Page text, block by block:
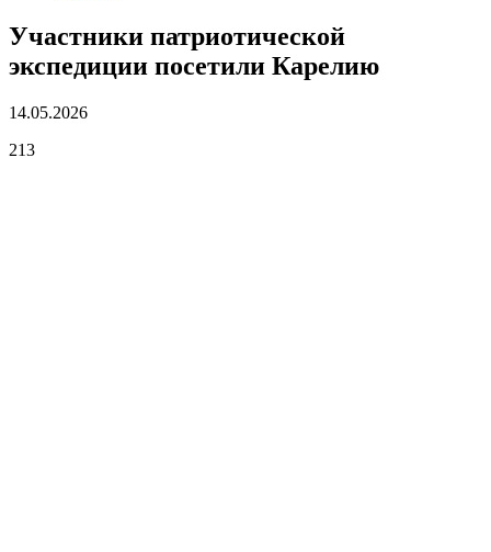
Участники патриотической
экспедиции посетили Карелию
14.05.2026
213